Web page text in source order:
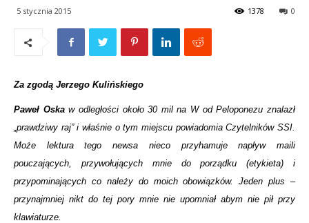
5 stycznia 2015 0
1378
Za zgodą Jerzego Kulińskiego
Paweł Oskaw odległości około 30 mil na W od Peloponezu znalazł
„prawdziwy raj” i właśnie o tym miejscu powiadomia Czytelników SSI.
Może lektura tego newsa nieco przyhamuje napływ maili
pouczających, przywołujących mnie do porządku (etykieta) i
przypominających co należy do moich obowiązków. Jeden plus –
przynajmniej nikt do tej pory mnie nie upomniał abym nie pił przy
klawiaturze.